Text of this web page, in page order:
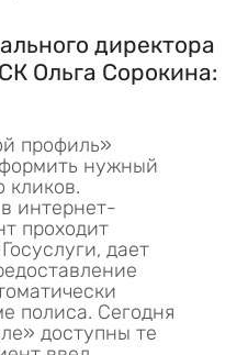
директора
Ольга Сорокина:
профиль»
нужный
кликов.
интернет-
проходит
дает
полиса. Сегодня
доступны те